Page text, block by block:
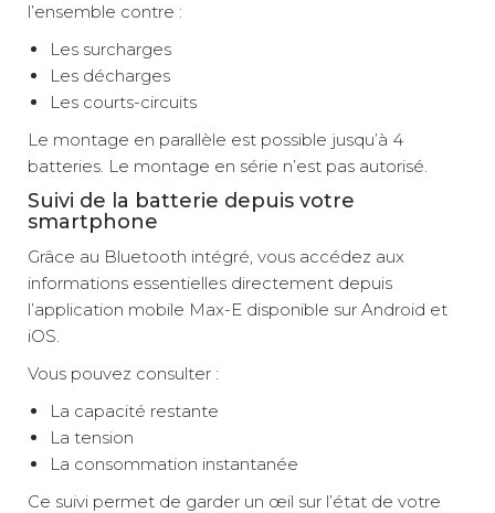
l’ensemble contre :
Les surcharges
Les décharges
Les courts-circuits
Le montage en parallèle est possible jusqu’à 4
batteries. Le montage en série n’est pas autorisé.
Suivi de la batterie depuis votre
smartphone
Grâce au Bluetooth intégré, vous accédez aux
informations essentielles directement depuis
l’application mobile Max-E disponible sur Android et
iOS.
Vous pouvez consulter :
La capacité restante
La tension
La consommation instantanée
Ce suivi permet de garder un œil sur l’état de votre